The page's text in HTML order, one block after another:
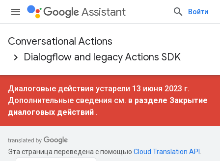
Assistant Войти
Conversational Actions
Dialogflow and legacy Actions SDK
Диалоговые действия устарели 13 июня 2023 г.
Дополнительные сведения см. в разделе Закрытие
диалоговых действий .
Эта страница переведена с помощью Cloud Translation API